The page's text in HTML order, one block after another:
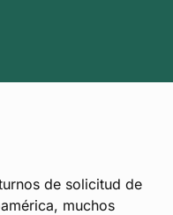
de solicitud de
muchos